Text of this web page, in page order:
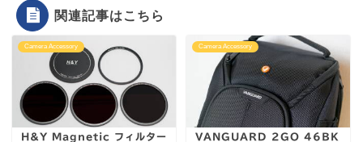
関連記事はこちら
Camera Accessory
H&Y Magnetic フィルター
Camera Accessory
VANGUARD 2GO 46BK